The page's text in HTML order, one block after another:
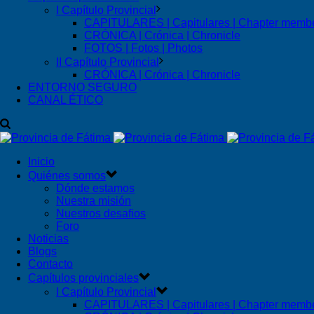
I Capítulo Provincial
CAPITULARES | Capitulares | Chapter
CRÓNICA | Crónica | Chronicle
FOTOS | Fotos | Photos
II Capítulo Provincial
CRÓNICA | Crónica | Chronicle
ENTORNO SEGURO
CANAL ÉTICO
Inicio
Quiénes somos
Dónde estamos
Nuestra misión
Nuestros desafios
Foro
Noticias
Blogs
Contacto
Capítulos provinciales
I Capítulo Provincial
CAPITULARES | Capitulares | Chapter